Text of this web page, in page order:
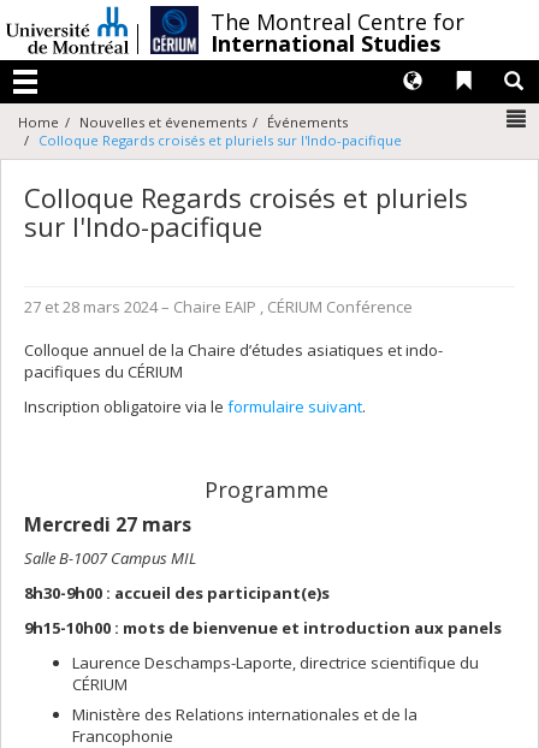
au
contenu
The Montreal Centre for
International Studies
Menu
Liens
Langues
Home Nouvelles et évenements
Événements
Colloque Regards croisés et pluriels sur l'Indo-pacifique
Colloque Regards croisés et pluriels
sur l'Indo-pacifique
27 et 28 mars 2024– Chaire EAIP , CÉRIUM Conférence
Colloque annuel de la Chaire d’études asiatiques et indo-
pacifiques du CÉRIUM
Inscription obligatoire via le formulaire suivant.
Programme
Mercredi 27 mars
Salle B-1007 Campus MIL
8h30-9h00 : accueil des participant(e)s
9h15-10h00 : mots de bienvenue et introduction aux panels
Laurence Deschamps-Laporte, directrice scientifique du
CÉRIUM
Ministère des Relations internationales et de la
Francophonie